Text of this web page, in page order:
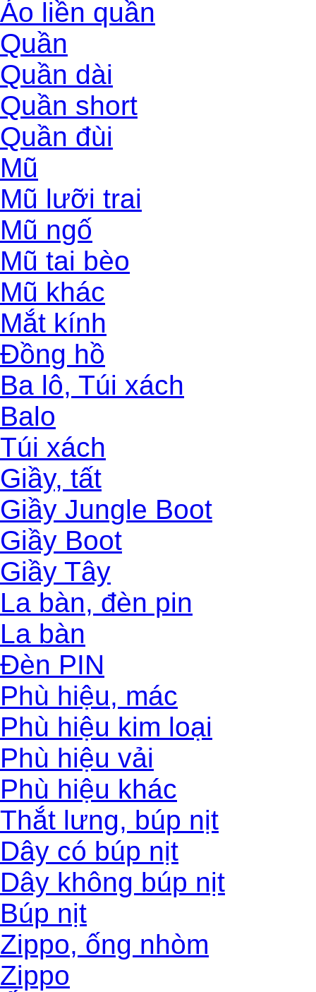
Áo liền quần
Quần
Quần dài
Quần short
Quần đùi
Mũ
Mũ lưỡi trai
Mũ ngố
Mũ tai bèo
Mũ khác
Mắt kính
Đồng hồ
Ba lô, Túi xách
Balo
Túi xách
Giầy, tất
Giầy Jungle Boot
Giầy Boot
Giầy Tây
La bàn, đèn pin
La bàn
Đèn PIN
Phù hiệu, mác
Phù hiệu kim loại
Phù hiệu vải
Phù hiệu khác
Thắt lưng, búp nịt
Dây có búp nịt
Dây không búp nịt
Búp nịt
Zippo, ống nhòm
Zippo